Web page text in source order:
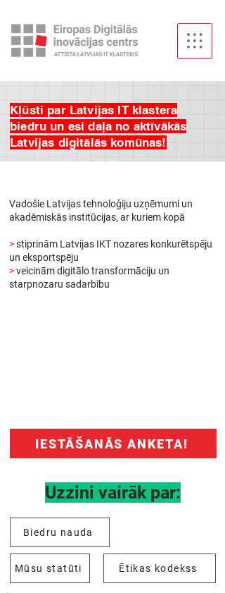
Kļūsti par Latvijas IT klastera
biedru un esi daļa no aktīvākās
Latvijas digitālās komūnas!
Vadošie Latvijas tehnoloģiju uzņēmumi un
akadēmiskās institūcijas, ar kuriem kopā
>stiprinām Latvijas IKT nozares konkurētspēju
un eksportspēju
>veicinām digitālo transformāciju un
starpnozaru sadarbību
IESTĀŠANĀS ANKETA!
Uzzini vairāk par:
Biedru nauda
Mūsu statūti Ētikas kodekss